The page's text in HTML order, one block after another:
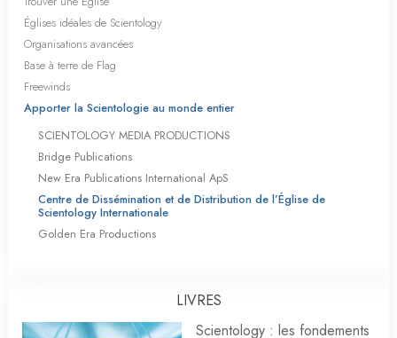
Églises idéales de Scientology
Organisations avancées
Base à terre de Flag
Freewinds
Apporter la Scientologie au monde entier
SCIENTOLOGY MEDIA PRODUCTIONS
Bridge Publications
New Era Publications International ApS
Centre de Dissémination et de Distribution de l’Église de
Scientology Internationale
Golden Era Productions
LIVRES
Scientology : les fondements